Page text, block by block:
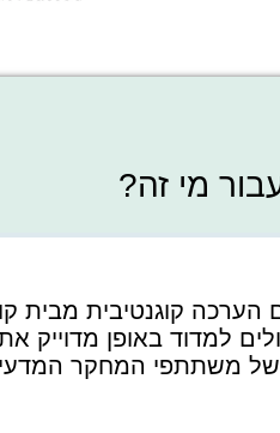
מי זה?
למדוד באופן מדוייק
של משתתפי המחקר